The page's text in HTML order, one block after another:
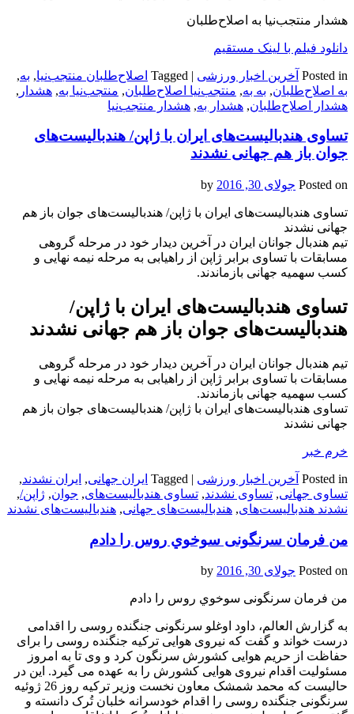
هشدار منتجب‌نیا به اصلاح‌طلبان
دانلود فیلم با لینک مستقیم
Posted in آخرین اخبار ورزشی |
Tagged اصلاح‌طلبان منتجب‌نیا, به,
به اصلاح‌طلبان, به به, منتجب‌نیا اصلاح‌طلبان, منتجب‌نیا به, هشدار ,
هشدار اصلاح‌طلبان, هشدار به, هشدار منتجب‌نیا
تساوی هندبالیست‌های ایران با ژاپن/ هندبالیست‌های
جوان باز هم جهانی نشدند
Posted on جولای 30, 2016
تساوی هندبالیست‌های ایران با ژاپن/ هندبالیست‌های جوان باز هم
جهانی نشدند
تیم هندبال جوانان ایران در آخرین دیدار خود در مرحله گروهی
مسابقات با تساوی برابر ژاپن از راهیابی به مرحله نیمه نهایی و
کسب سهمیه جهانی بازماندند.
تساوی هندبالیست‌های ایران با ژاپن/
هندبالیست‌های جوان باز هم جهانی نشدند
تیم هندبال جوانان ایران در آخرین دیدار خود در مرحله گروهی
مسابقات با تساوی برابر ژاپن از راهیابی به مرحله نیمه نهایی و
کسب سهمیه جهانی بازماندند.
تساوی هندبالیست‌های ایران با ژاپن/ هندبالیست‌های جوان باز هم
جهانی نشدند
خرم خبر
Posted in آخرین اخبار ورزشی |
Tagged ایران جهانی, ایران نشدند,
تساوی جهانی, تساوی نشدند, تساوی هندبالیست‌های, جوان, ژاپن/,
نشدند هندبالیست‌های, هندبالیست‌های جهانی, هندبالیست‌های نشدند
من فرمان سرنگونی سوخوي روس را دادم
Posted on جولای 30, 2016
من فرمان سرنگونی سوخوي روس را دادم
به گزارش العالم، داود اوغلو سرنگونی جنگنده روسی را اقدامی
درست خواند و گفت که نیروی هوایی ترکیه جنگنده روسی را برای
حفاظت از حریم هوایی کشورش سرنگون کرد و وی تا به امروز
مسئولیت اقدام نیروی هوایی کشورش را به عهده می گیرد. این در
حالیست که محمد شمشک معاون نخست وزیر ترکیه روز 26 ژوئیه
سرنگونی جنگنده روسی را اقدام خودسرانه خلبان تُرک دانسته و